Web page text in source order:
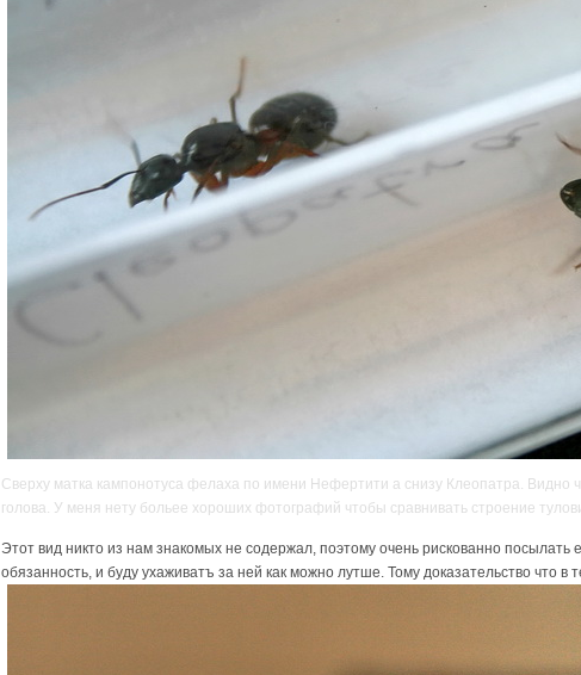
Сверху матка кампонотуса фелаха по имени Нефертити а снизу Клеопатра.
голова. У меня нету больее хороших фотографий чтобы сравнивать строение
Этот вид никто из нам знакомых не содержал, поэтому очень рискованно
обязанность, и буду ухаживатъ за ней как можно лутше. Тому доказательство что в